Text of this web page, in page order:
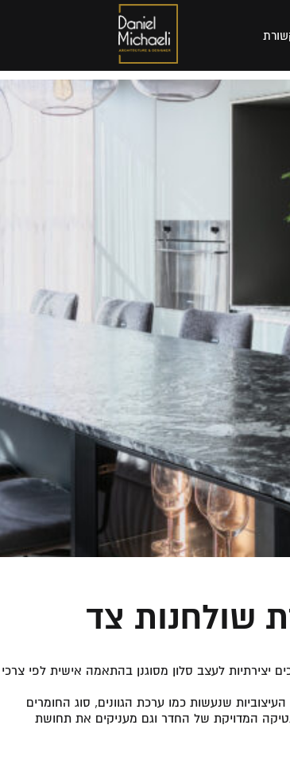
יצירתיות לעצב סלון מסוגנן בהתאמה אישית לפי צרכי
שנעשות כמו ערכת הגוונים, סוג החומרים
המדויקת של החדר וגם מעניקים את תחושת